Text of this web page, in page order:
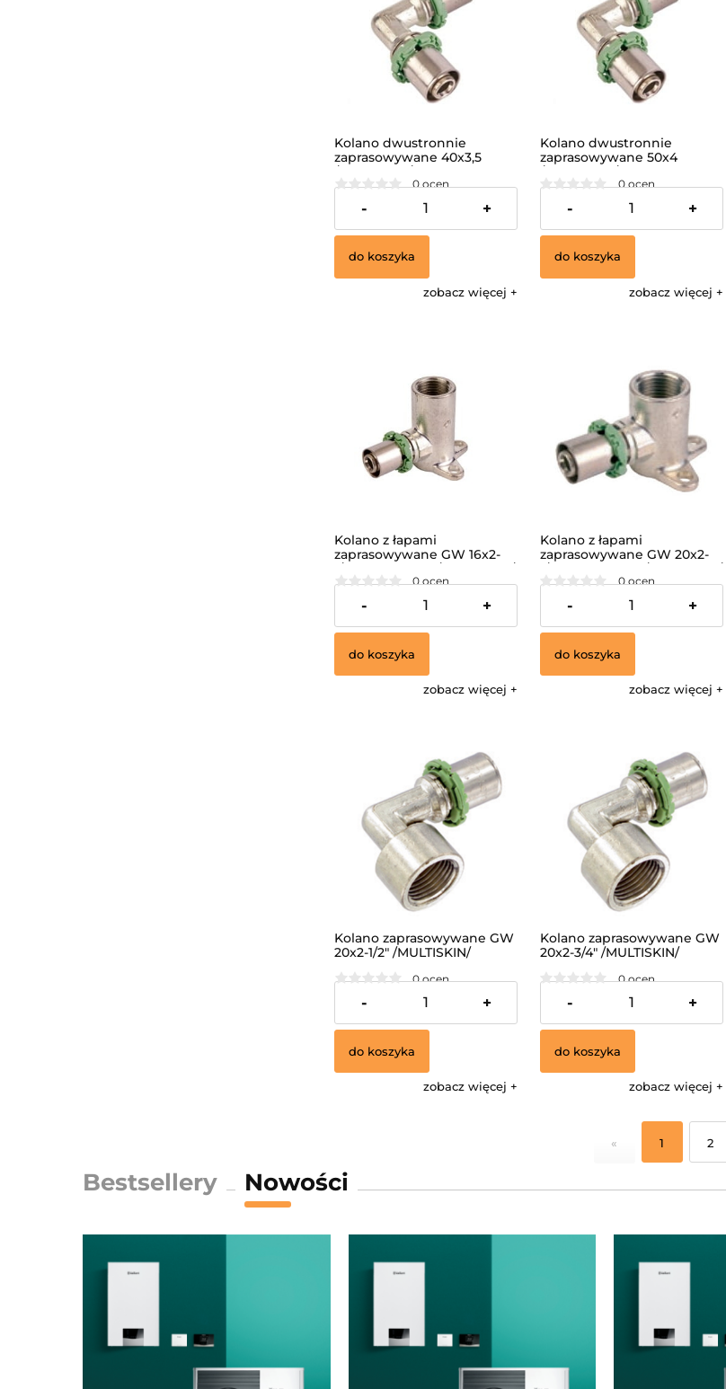
Kolano dwustronnie
zaprasowywane 40x3,5
/MULTISKIN/
0 ocen
116,64 zł
- +
do koszyka
zobacz więcej
Kolano dwustronnie
zaprasowywane 50x4
/MULTISKIN/
0 ocen
221,76 zł
- +
do koszyka
zobacz więcej
Kolano z łapami
zaprasowywane GW 16x2-
0 ocen
34,99 zł
- +
do koszyka
zobacz więcej
Kolano z łapami
zaprasowywane GW 20x2-
0 ocen
38,30 zł
- +
do koszyka
zobacz więcej
Kolano zaprasowywane GW
20x2-1/2" /MULTISKIN/
0 ocen
28,22 zł
- +
do koszyka
zobacz więcej
Kolano zaprasowywane GW
20x2-3/4" /MULTISKIN/
0 ocen
36,86 zł
- +
do koszyka
zobacz więcej
« 1 2
Nowości
Bestsellery